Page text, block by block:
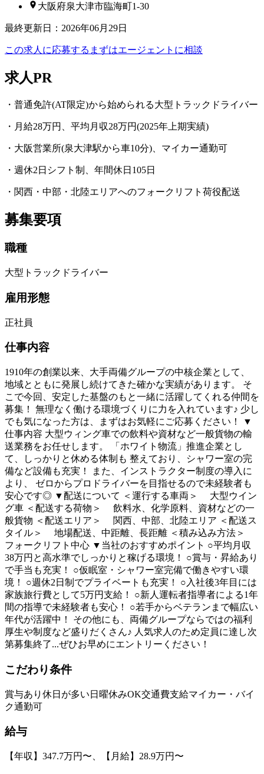
大阪府泉大津市臨海町1-30
最終更新日 ： 2026年06月29日
この求人に応募する まずはエージェントに相談
求人PR
・普通免許(AT限定)から始められる大型トラックドライバー
・月給28万円、平均月収28万円(2025年上期実績)
・大阪営業所(泉大津駅から車10分)、マイカー通勤可
・週休2日シフト制、年間休日105日
・関西・中部・北陸エリアへのフォークリフト荷役配送
募集要項
職種
大型トラックドライバー
雇用形態
正社員
仕事内容
1910年の創業以来、大手両備グループの中核企業として、
地域とともに発展し続けてきた確かな実績があります。 そ
こで今回、安定した基盤のもと一緒に活躍してくれる仲間を
募集！ 無理なく働ける環境づくりに力を入れています♪ 少し
でも気になった方は、まずはお気軽にご応募ください！ ▼
仕事内容 大型ウィング車での飲料や資材など一般貨物の輸
送業務をお任せします。 「ホワイト物流」推進企業とし
て、しっかりと休める体制も 整えており、シャワー室の完
備など設備も充実！ また、インストラクター制度の導入に
より、 ゼロからプロドライバーを目指せるので未経験者も
安心です◎ ▼配送について ＜運行する車両＞ 大型ウイン
グ車 ＜配送する荷物＞ 飲料水、化学原料、資材などの一
般貨物 ＜配送エリア＞ 関西、中部、北陸エリア ＜配送ス
タイル＞ 地場配送、中距離、長距離 ＜積み込み方法＞
フォークリフト中心 ▼当社のおすすめポイント ○平均月収
38万円と高水準でしっかりと稼げる環境！ ○賞与・昇給あり
で手当も充実！ ○仮眠室・シャワー室完備で働きやすい環
境！ ○週休2日制でプライベートも充実！ ○入社後3年目には
家族旅行費として5万円支給！ ○新人運転者指導者による1年
間の指導で未経験者も安心！ ○若手からベテランまで幅広い
年代が活躍中！ その他にも、両備グループならではの福利
厚生や制度など盛りだくさん♪ 人気求人のため定員に達し次
第募集終了...ぜひお早めにエントリーください！
こだわり条件
賞与あり 休日が多い 日曜休みOK交通費支給マイカー・バイ
ク通勤可
給与
【年収】347.7万円〜、【月給】28.9万円〜